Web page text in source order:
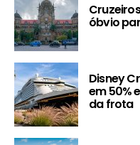
óbvio
Disney
em 50%
da frota